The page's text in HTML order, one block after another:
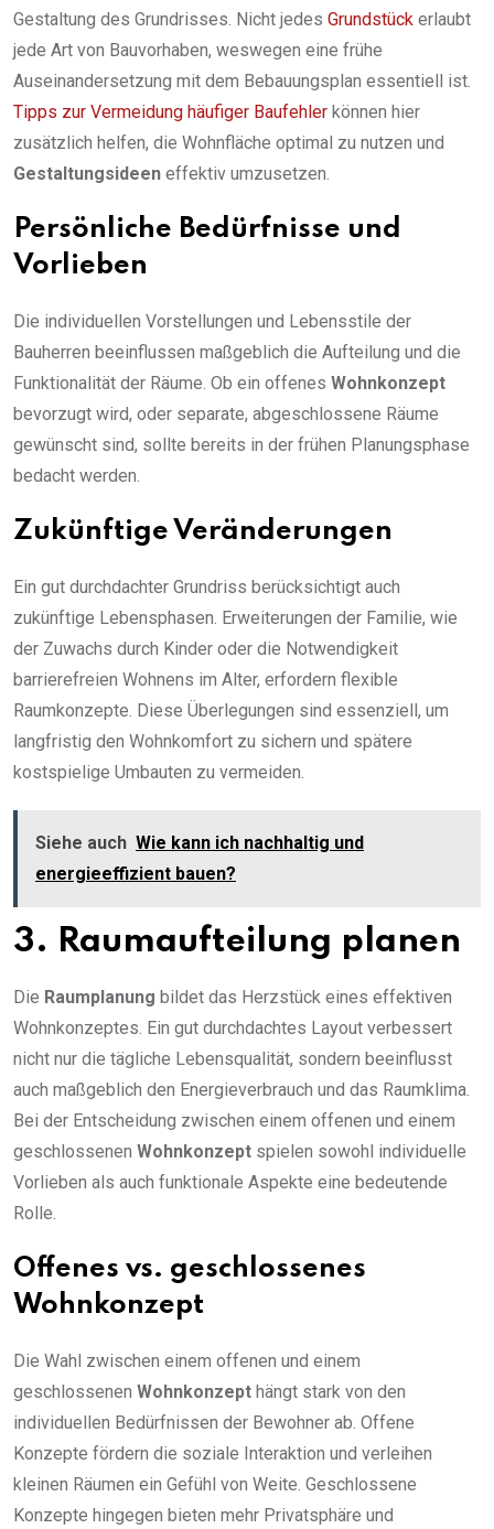
Gestaltung des Grundrisses. Nicht jedes Grundstück erlaubt
jede Art von Bauvorhaben, weswegen eine frühe
Auseinandersetzung mit dem Bebauungsplan essentiell ist.
Tipps zur Vermeidung häufiger Baufehler können hier
zusätzlich helfen, die Wohnfläche optimal zu nutzen und
Gestaltungsideen effektiv umzusetzen.
Persönliche Bedürfnisse und
Vorlieben
Die individuellen Vorstellungen und Lebensstile der
Bauherren beeinflussen maßgeblich die Aufteilung und die
Funktionalität der Räume. Ob ein offenes Wohnkonzept
bevorzugt wird, oder separate, abgeschlossene Räume
gewünscht sind, sollte bereits in der frühen Planungsphase
bedacht werden.
Zukünftige Veränderungen
Ein gut durchdachter Grundriss berücksichtigt auch
zukünftige Lebensphasen. Erweiterungen der Familie, wie
der Zuwachs durch Kinder oder die Notwendigkeit
barrierefreien Wohnens im Alter, erfordern flexible
Raumkonzepte. Diese Überlegungen sind essenziell, um
langfristig den Wohnkomfort zu sichern und spätere
kostspielige Umbauten zu vermeiden.
Siehe auch Wie kann ich nachhaltig und
energieeffizient bauen?
3. Raumaufteilung planen
Die Raumplanung bildet das Herzstück eines effektiven
Wohnkonzeptes. Ein gut durchdachtes Layout verbessert
nicht nur die tägliche Lebensqualität, sondern beeinflusst
auch maßgeblich den Energieverbrauch und das Raumklima.
Bei der Entscheidung zwischen einem offenen und einem
geschlossenen Wohnkonzept spielen sowohl individuelle
Vorlieben als auch funktionale Aspekte eine bedeutende
Rolle.
Offenes vs. geschlossenes
Wohnkonzept
Die Wahl zwischen einem offenen und einem
geschlossenen Wohnkonzept hängt stark von den
individuellen Bedürfnissen der Bewohner ab. Offene
Konzepte fördern die soziale Interaktion und verleihen
kleinen Räumen ein Gefühl von Weite. Geschlossene
Konzepte hingegen bieten mehr Privatsphäre und